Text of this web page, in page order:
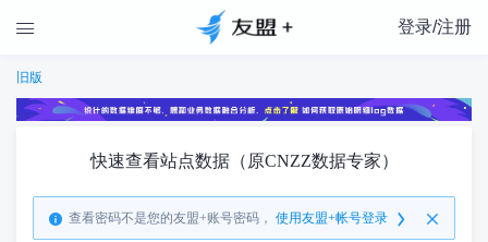
 登录/注册
旧版
快速查看站点数据（原CNZZ数据专家）
查看密码不是您的友盟+账号密码， 使用友盟+帐号登录